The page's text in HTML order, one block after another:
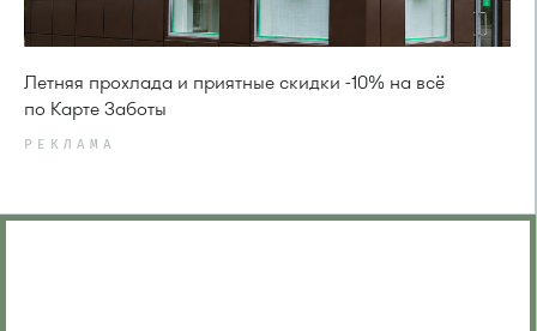
Летняя прохлада и приятные скидки -10% на всё
по Карте Заботы
РЕКЛАМА